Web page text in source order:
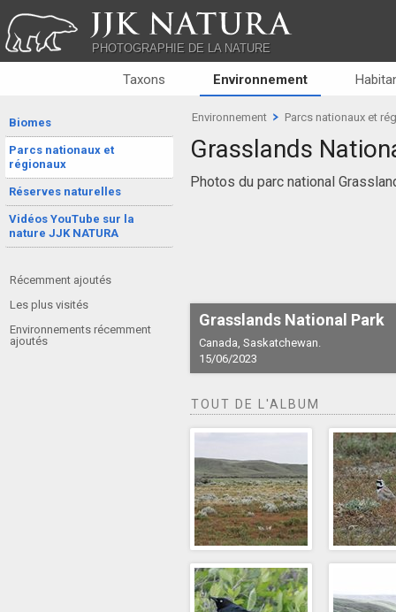
JJK NATURA
PHOTOGRAPHIE DE LA NATURE
Taxons Environnement
Biomes
Parcs nationaux et
régionaux
Réserves naturelles
Vidéos YouTube sur la
nature JJK NATURA
Récemment ajoutés
Les plus visités
Environnements récemment
ajoutés
Environnement Parcs nationaux et
Grasslands
Photos du parc national
Grasslands National Park
Canada, Saskatchewan.
15/06/2023
TOUT DE L'ALBUM